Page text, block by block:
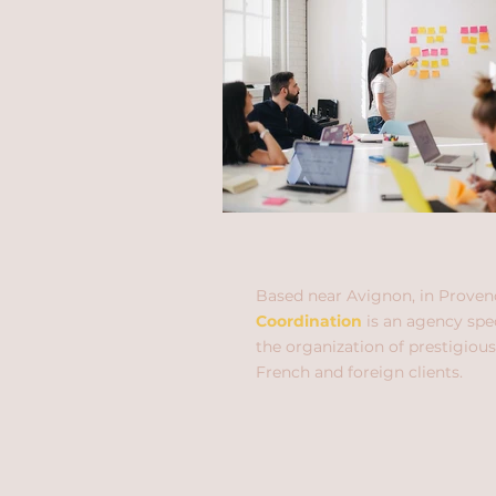
Based near Avignon, in
Coordination is an agency
the organization of
French and foreign clients.